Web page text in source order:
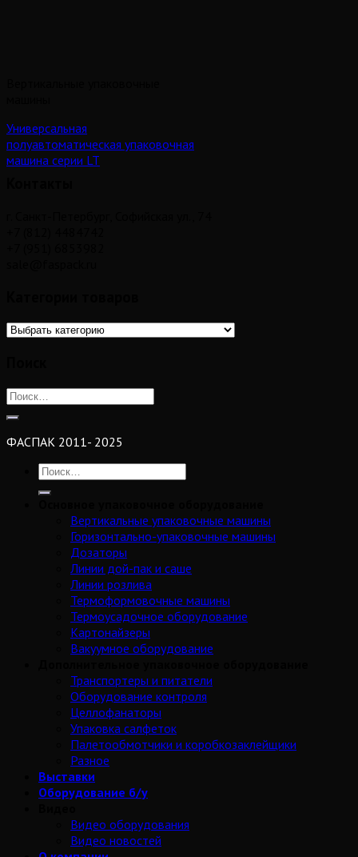
Универсальная
полуавтоматическая упаковочная
машина серии LT
ФАСПАК 2011- 2025
Вертикальные упаковочные машины
Горизонтально-упаковочные машины
Дозаторы
Линии дой-пак и саше
Линии розлива
Термоформовочные машины
Термоусадочное оборудование
Картонайзеры
Вакуумное оборудование
Транспортеры и питатели
Оборудование контроля
Целлофанаторы
Упаковка салфеток
Палетообмотчики и коробкозаклейщики
Разное
Выставки
Оборудование б/у
Видео оборудования
Видео новостей